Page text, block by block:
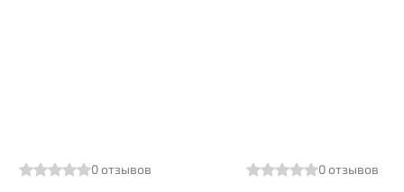
0отзывов 0отзывов